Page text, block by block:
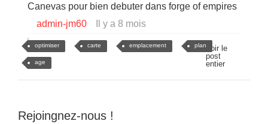
Canevas pour bien debuter dans forge of empires
admin-jm60
Il y a 8 mois
optimiser carte emplacement plan
age
Voir le
post
entier
Rejoingnez-nous !